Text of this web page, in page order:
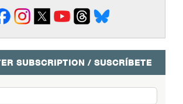
SUBSCRIPTION / SUSCRÍBETE